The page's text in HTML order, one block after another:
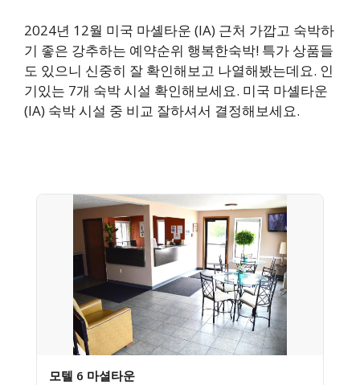
2024년 12월 미국 마셸타운 (IA) 근처 가깝고 숙박하
기 좋은 강추하는 예약순위 행복한숙박! 특가 상품들
도 있으니 신중히 잘 확인해보고 나열해봤는데요. 인
기있는 7개 숙박 시설 확인해보세요. 미국 마셸타운
(IA) 숙박 시설 중 비교 잘하셔서 결정해보세요.
모텔 6 마셜타운